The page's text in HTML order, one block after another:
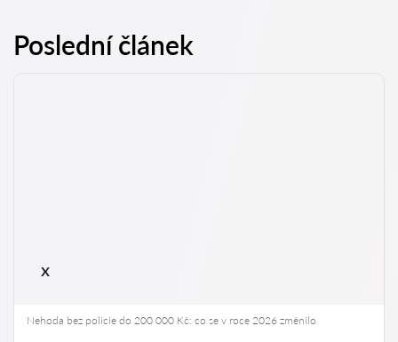
Poslední článek
x
Nehoda bez policie do 200 000 Kč: co se v roce 2026 změnilo